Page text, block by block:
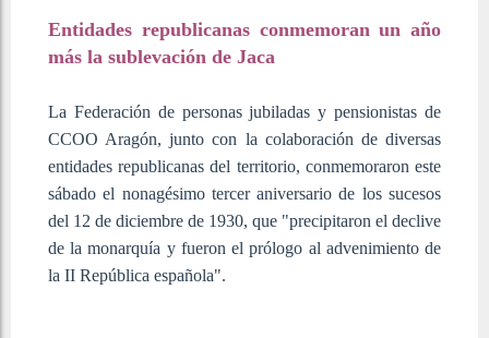
Entidades republicanas conmemoran un año
más la sublevación de Jaca
La Federación de personas jubiladas y pensionistas de
CCOO Aragón, junto con la colaboración de diversas
entidades republicanas del territorio, conmemoraron este
sábado el nonagésimo tercer aniversario de los sucesos
del 12 de diciembre de 1930, que "precipitaron el declive
de la monarquía y fueron el prólogo al advenimiento de
la II República española".